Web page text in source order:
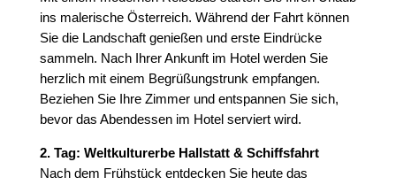
ins malerische Österreich. Während der Fahrt können
Sie die Landschaft genießen und erste Eindrücke
sammeln. Nach Ihrer Ankunft im Hotel werden Sie
herzlich mit einem Begrüßungstrunk empfangen.
Beziehen Sie Ihre Zimmer und entspannen Sie sich,
bevor das Abendessen im Hotel serviert wird.
2. Tag: Weltkulturerbe Hallstatt & Schiffsfahrt
Nach dem Frühstück entdecken Sie heute das